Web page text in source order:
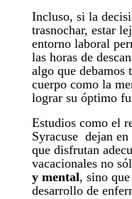
Incluso, si la
trasnochar, estar
entorno laboral
las horas de
algo que debamos
cuerpo como la
lograr su óptimo
Estudios como el
Syracuse dejan en
que disfrutan
vacacionales no
y mental, sino que
desarrollo de